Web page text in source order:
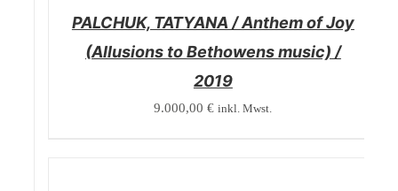
PALCHUK, TATYANA / Anthem of Joy
(Allusions to Bethowens music) /
2019
9.000,00€ inkl. Mwst.